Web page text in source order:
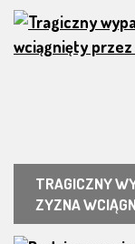
TRAGICZNY
ZYZNA